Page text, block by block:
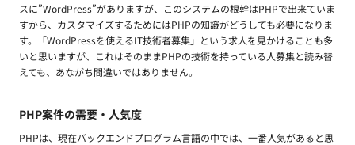
スに”WordPress”がありますが、このシステムの根幹はPHPで出来ていま
すから、カスタマイズするためにはPHPの知識がどうしても必要になりま
す。「WordPressを使えるIT技術者募集」という求人を見かけることも多
いと思いますが、これはそのままPHPの技術を持っている人募集と読み替
えても、あながち間違いではありません。
PHP案件の需要・人気度
PHPは、現在バックエンドプログラム言語の中では、一番人気があると思